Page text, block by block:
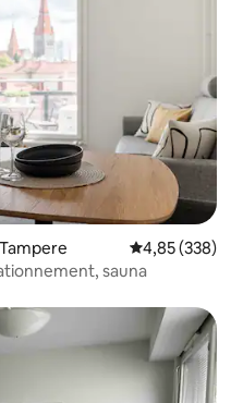
Évaluation
4,85 (338)
sauna